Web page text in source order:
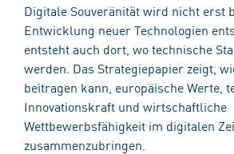
Digitale Souveränität wird nicht erst
Entwicklung neuer Technologien
entsteht auch dort, wo technische
werden. Das Strategiepapier zeigt,
beitragen kann, europäische Werte,
Innovationskraft und wirtschaftliche
Wettbewerbsfähigkeit im digitalen
zusammenzubringen.